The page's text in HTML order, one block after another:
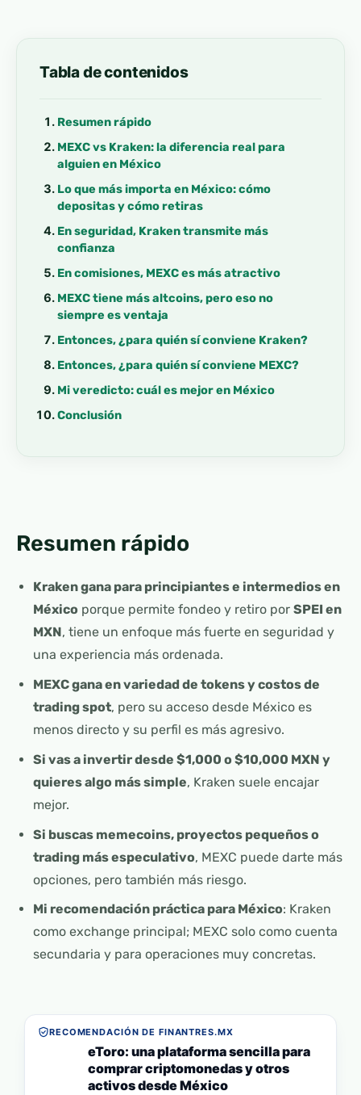
Tabla de contenidos
Resumen rápido
MEXC vs Kraken: la diferencia real para
alguien en México
Lo que más importa en México: cómo
depositas y cómo retiras
En seguridad, Kraken transmite más
confianza
En comisiones, MEXC es más atractivo
MEXC tiene más altcoins, pero eso no
siempre es ventaja
Entonces, ¿para quién sí conviene Kraken?
Entonces, ¿para quién sí conviene MEXC?
Mi veredicto: cuál es mejor en México
Conclusión
Resumen rápido
Kraken gana para principiantes e intermedios en
México porque permite fondeo y retiro por SPEI en
MXN, tiene un enfoque más fuerte en seguridad y
una experiencia más ordenada.
MEXC gana en variedad de tokens y costos de
trading spot, pero su acceso desde México es
menos directo y su perfil es más agresivo.
Si vas a invertir desde $1,000 o $10,000 MXN y
quieres algo más simple, Kraken suele encajar
mejor.
Si buscas memecoins, proyectos pequeños o
trading más especulativo, MEXC puede darte más
opciones, pero también más riesgo.
Mi recomendación práctica para México: Kraken
como exchange principal; MEXC solo como cuenta
secundaria y para operaciones muy concretas.
RECOMENDACIÓN DE FINANTRES.MX
eToro: una plataforma sencilla para
comprar criptomonedas y otros
activos desde México